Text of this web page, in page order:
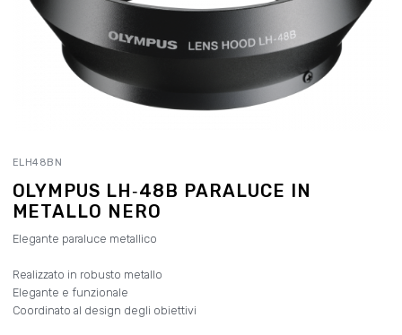
ELH48BN
OLYMPUS LH‑48B PARALUCE IN
METALLO NERO
Elegante paraluce metallico
Realizzato in robusto metallo
Elegante e funzionale
Coordinato al design degli obiettivi